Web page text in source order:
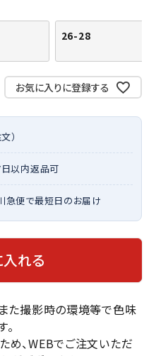
26-28
お気に入りに登録する
）
以内返品可
急便で最短日のお届け
入れる
た撮影時の環境等で色味
め、WEBでご注文いただ